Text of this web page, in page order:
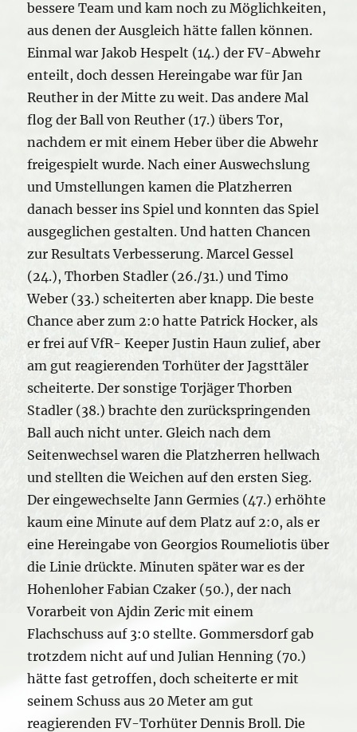
bessere Team und kam noch zu Möglichkeiten,
aus denen der Ausgleich hätte fallen können.
Einmal war Jakob Hespelt (14.) der FV-Abwehr
enteilt, doch dessen Hereingabe war für Jan
Reuther in der Mitte zu weit. Das andere Mal
flog der Ball von Reuther (17.) übers Tor,
nachdem er mit einem Heber über die Abwehr
freigespielt wurde. Nach einer Auswechslung
und Umstellungen kamen die Platzherren
danach besser ins Spiel und konnten das Spiel
ausgeglichen gestalten. Und hatten Chancen
zur Resultats Verbesserung. Marcel Gessel
(24.), Thorben Stadler (26./31.) und Timo
Weber (33.) scheiterten aber knapp. Die beste
Chance aber zum 2:0 hatte Patrick Hocker, als
er frei auf VfR- Keeper Justin Haun zulief, aber
am gut reagierenden Torhüter der Jagsttäler
scheiterte. Der sonstige Torjäger Thorben
Stadler (38.) brachte den zurückspringenden
Ball auch nicht unter. Gleich nach dem
Seitenwechsel waren die Platzherren hellwach
und stellten die Weichen auf den ersten Sieg.
Der eingewechselte Jann Germies (47.) erhöhte
kaum eine Minute auf dem Platz auf 2:0, als er
eine Hereingabe von Georgios Roumeliotis über
die Linie drückte. Minuten später war es der
Hohenloher Fabian Czaker (50.), der nach
Vorarbeit von Ajdin Zeric mit einem
Flachschuss auf 3:0 stellte. Gommersdorf gab
trotzdem nicht auf und Julian Henning (70.)
hätte fast getroffen, doch scheiterte er mit
seinem Schuss aus 20 Meter am gut
reagierenden FV-Torhüter Dennis Broll. Die